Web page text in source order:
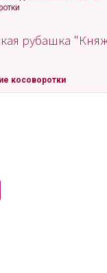
рубашка
косоворотки